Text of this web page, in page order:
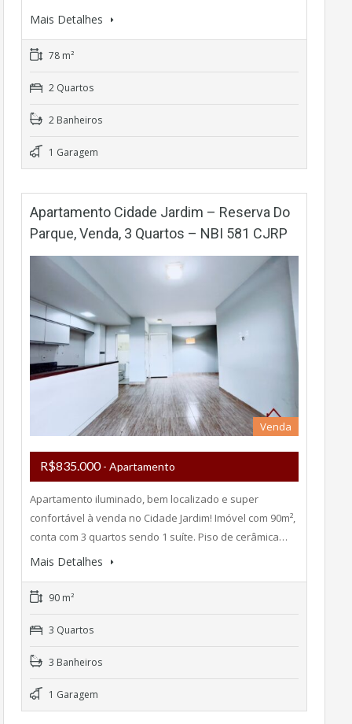
Mais Detalhes
78 m²
2 Quartos
2 Banheiros
1 Garagem
Apartamento Cidade Jardim – Reserva Do
Parque, Venda, 3 Quartos – NBI 581 CJRP
Venda
R$835.000- Apartamento
Apartamento iluminado, bem localizado e super
confortável à venda no Cidade Jardim! Imóvel com 90m²,
conta com 3 quartos sendo 1 suíte. Piso de cerâmica…
Mais Detalhes
90 m²
3 Quartos
3 Banheiros
1 Garagem